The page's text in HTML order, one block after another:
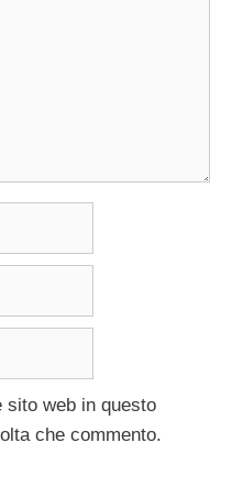
sito web in questo
che commento.